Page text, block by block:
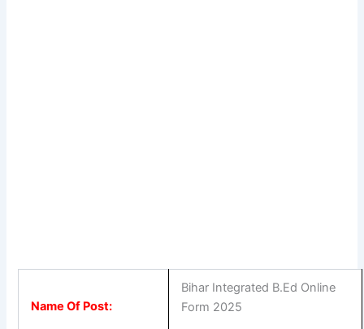
Name Of Post:
Bihar Integrated B.Ed Online
Form 2025